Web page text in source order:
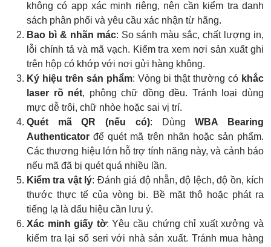
không có app xác minh riêng, nên cần kiểm tra danh
sách phân phối và yêu cầu xác nhận từ hãng.
Bao bì & nhãn mác: So sánh màu sắc, chất lượng in,
lỗi chính tả và mã vạch. Kiểm tra xem nơi sản xuất ghi
trên hộp có khớp với nơi gửi hàng không.
Ký hiệu trên sản phẩm: Vòng bi thật thường có khắc
laser rõ nét, phông chữ đồng đều. Tránh loại dùng
mực dễ trôi, chữ nhòe hoặc sai vị trí.
Quét mã QR (nếu có): DùngWBA Bearing
Authenticator để quét mã trên nhãn hoặc sản phẩm.
Các thương hiệu lớn hỗ trợ tính năng này, và cảnh báo
nếu mã đã bị quét quá nhiều lần.
Kiểm tra vật lý: Đánh giá độ nhẵn, độ lệch, độ ồn, kích
thước thực tế của vòng bi. Bề mặt thô hoặc phát ra
tiếng lạ là dấu hiệu cần lưu ý.
Xác minh giấy tờ: Yêu cầu chứng chỉ xuất xưởng và
kiểm tra lại số seri với nhà sản xuất. Tránh mua hàng